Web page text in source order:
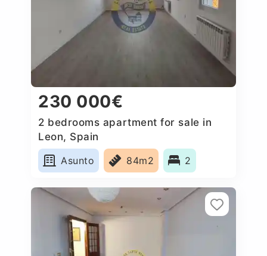
230 000€
2 bedrooms apartment for sale in
Leon, Spain
Asunto
84m2 2